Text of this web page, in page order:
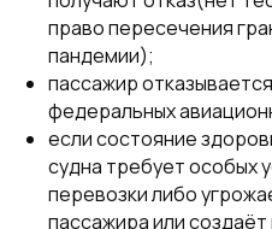
право пересечения
пандемии);
пассажир
федеральных
если состояние
судна требует особых
перевозки либо
пассажира или